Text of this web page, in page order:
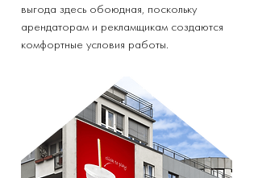
выгода здесь обоюдная, поскольку
арендаторам и рекламщикам создаются
комфортные условия работы.